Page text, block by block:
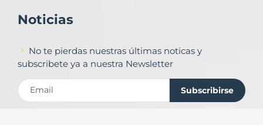
Noticias
No te pierdas nuestras últimas noticas y
subscribete ya a nuestra Newsletter
Subscribirse